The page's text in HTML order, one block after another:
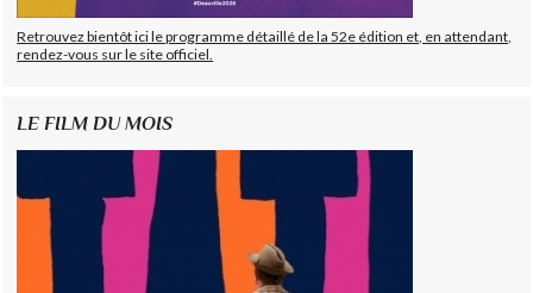
Retrouvez bientôt ici le programme détaillé de la 52e édition et, en attendant,
rendez-vous sur le site officiel.
LE FILM DU MOIS